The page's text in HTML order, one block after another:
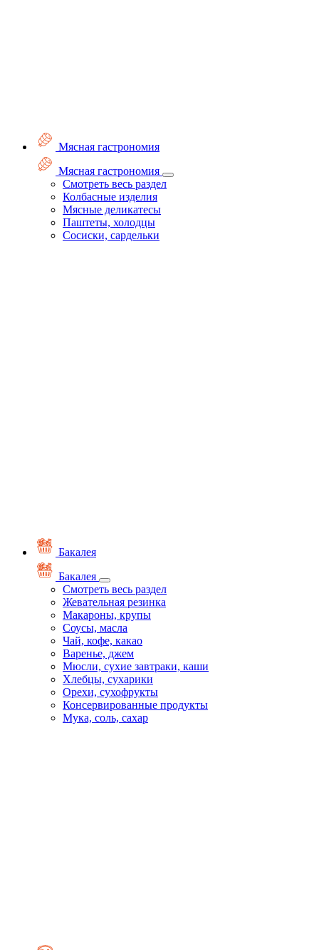
Мясная гастрономия
Мясная гастрономия
Смотреть весь раздел
Колбасные изделия
Мясные деликатесы
Паштеты, холодцы
Сосиски, сардельки
Бакалея
Бакалея
Смотреть весь раздел
Жевательная резинка
Макароны, крупы
Соусы, масла
Чай, кофе, какао
Варенье, джем
Мюсли, сухие завтраки, каши
Хлебцы, сухарики
Орехи, сухофрукты
Консервированные продукты
Мука, соль, сахар